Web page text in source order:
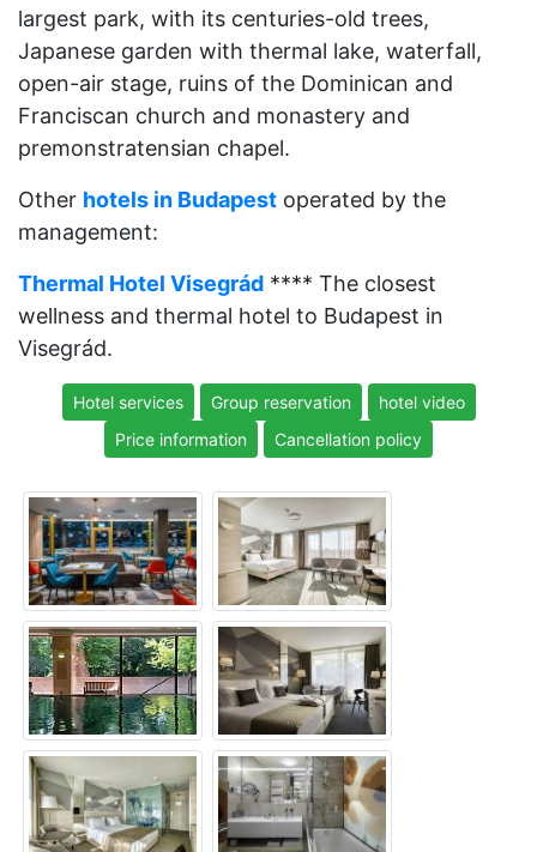
largest park, with its centuries-old trees,
Japanese garden with thermal lake, waterfall,
open-air stage, ruins of the Dominican and
Franciscan church and monastery and
premonstratensian chapel.
Other hotels in Budapest operated by the
management:
Thermal Hotel Visegrád **** The closest
wellness and thermal hotel to Budapest in
Visegrád.
Hotel services Group reservation
hotel video
Price information
Cancellation policy